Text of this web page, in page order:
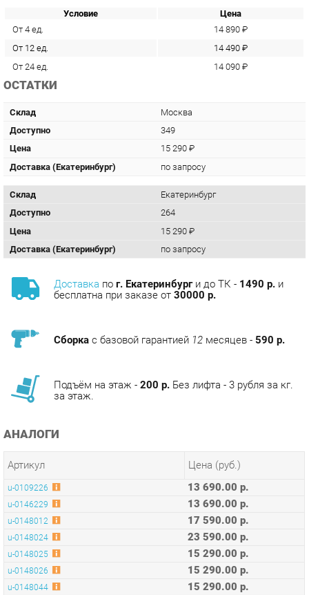
14 490 ₽
От 24 ед.
14 090 ₽
ОСТАТКИ
Склад
Доступно
Склад
Екатеринбург
Доступно
264
Цена
15 290 ₽
Доставка (Екатеринбург)
по запросу
г. Екатеринбурги до ТК -
бесплатна при заказе от30000 р.
Сборкас базовой гарантией12месяцев -590 р.
за этаж.
АНАЛОГИ
u-0109226
u-0148012 17 590.00 р.
15 290.00 р.
15 290.00 р.
u-0148044 15 290.00 р.
u-0279412 21 790.00 р.
ТЭГИ
ГЕЙМЕРСКИЕ КРЕСЛА